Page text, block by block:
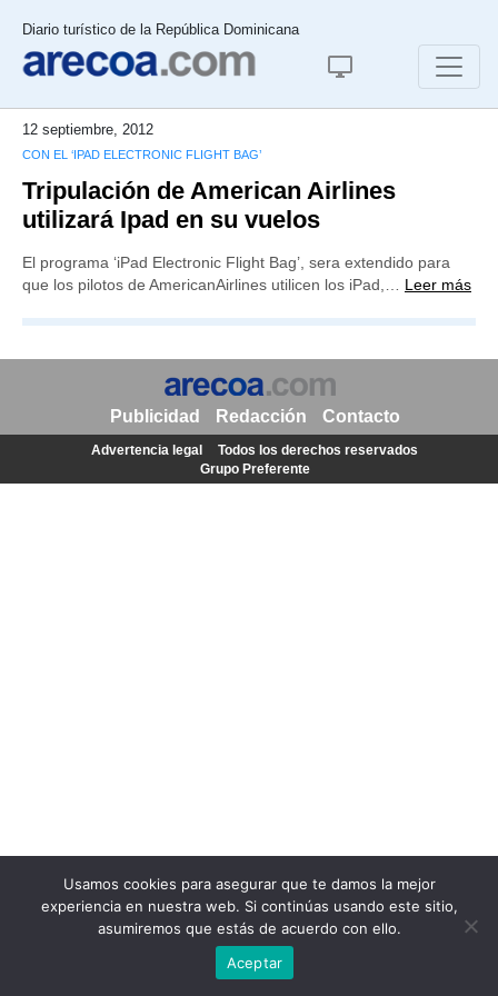
Diario turístico de la República Dominicana
12 septiembre, 2012
CON EL ‘IPAD ELECTRONIC FLIGHT BAG’
Tripulación de American Airlines
utilizará Ipad en su vuelos
El programa ‘iPad Electronic Flight Bag’, sera extendido para
que los pilotos de AmericanAirlines utilicen los iPad,… Leer más
Usamos cookies para asegurar que te damos la mejor
experiencia en nuestra web. Si continúas usando este sitio,
asumiremos que estás de acuerdo con ello.
Aceptar
Publicidad Redacción Contacto
Advertencia legal
Todos los derechos reservados
Grupo Preferente